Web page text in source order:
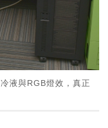
液與RGB燈效，真正